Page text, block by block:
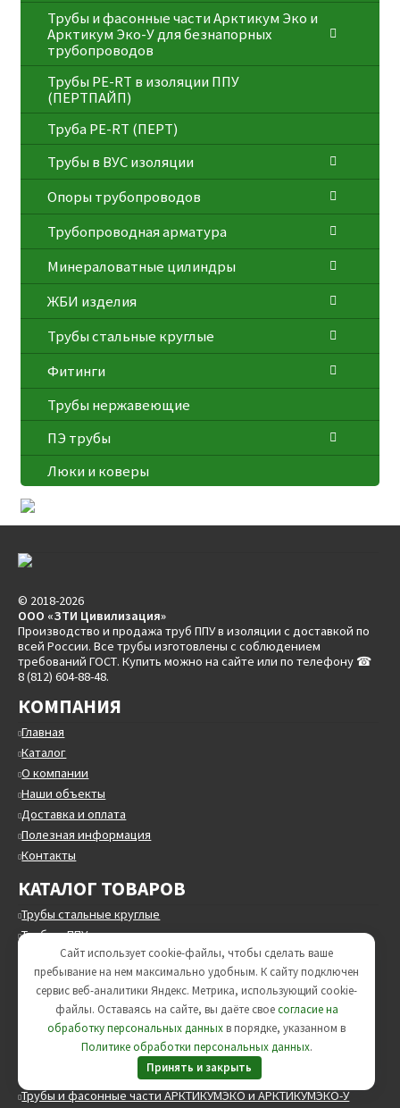
Трубы и фасонные части Арктикум Эко и
Арктикум Эко-У для безнапорных
трубопроводов
Трубы PE-RT в изоляции ППУ
(ПЕРТПАЙП)
⁠Трубa PE-RT (ПЕРТ)
Трубы в ВУС изоляции
Опоры трубопроводов
Трубопроводная арматура
Минераловатные цилиндры
ЖБИ изделия
Трубы стальные круглые
Фитинги
Трубы нержавеющие
ПЭ трубы
Люки и коверы
© 2018-2026
ООО «ЗТИ Цивилизация»
Производство и продажа труб ППУ в изоляции с доставкой по
всей России. Все трубы изготовлены с соблюдением
требований ГОСТ. Купить можно на сайте или по телефону ☎
8 (812) 604-88-48.
КОМПАНИЯ
Главная
Каталог
О компании
Наши объекты
Доставка и оплата
Полезная информация
Контакты
КАТАЛОГ ТОВАРОВ
Трубы стальные круглые
Трубы в ППУ
Трубы в ВУС изоляции
Опоры трубопроводов
ЖБИ изделия
Минераловатные цилиндры
Трубопроводная арматура
Трубы и фасонные части АРКТИКУМЭКО и АРКТИКУМЭКО-У
Сайт использует cookie-файлы, чтобы сделать ваше
пребывание на нем максимально удобным. К cайту подключен
сервис веб-аналитики Яндекс. Метрика, использующий cookie-
файлы. Оставаясь на сайте, вы даёте своесогласие на
обработку персональных данныхв порядке, указанном в
Политике обработки персональных данных.
Принять и закрыть